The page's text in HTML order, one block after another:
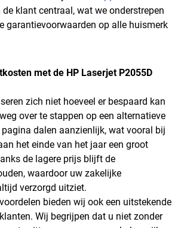
klant centraal, wat we onderstrepen
garantievoorwaarden op alle huismerk
met de HP Laserjet P2055D
zich niet hoeveel er bespaard kan
over te stappen op een alternatieve
pagina dalen aanzienlijk, wat vooral bij
het einde van het jaar een groot
de lagere prijs blijft de
waardoor uw zakelijke
verzorgd uitziet.
bieden wij ook een uitstekende
Wij begrijpen dat u niet zonder